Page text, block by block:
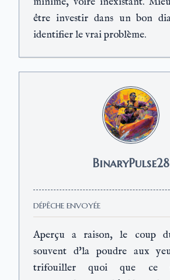
être investir dans un bon
identifier le vrai problème.
BinaryPulse28
DÉPÊCHE ENVOYÉE
Aperçu a raison, le coup
souvent d'la poudre aux
trifouiller quoi que ce